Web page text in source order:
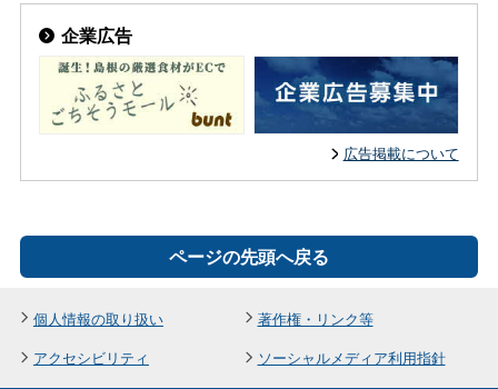
企業広告
広告掲載について
ページの先頭へ戻る
個人情報の取り扱い
著作権・リンク等
アクセシビリティ
ソーシャルメディア利用指針